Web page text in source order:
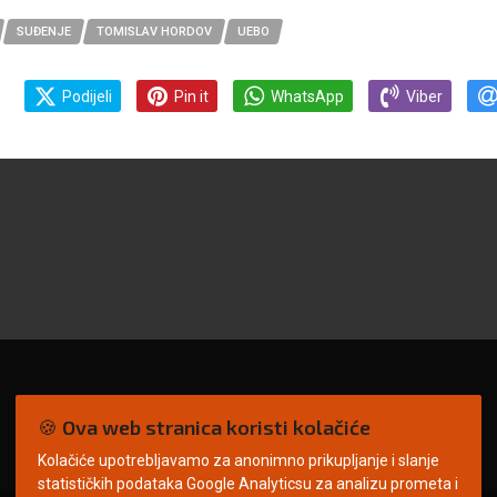
SUĐENJE TOMISLAV HORDOV UEBO
Podijeli Pin it WhatsApp Viber
🍪 Ova web stranica koristi kolačiće
Kolačiće upotrebljavamo za anonimno prikupljanje i slanje
statističkih podataka Google Analyticsu za analizu prometa i